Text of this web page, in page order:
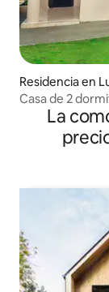
Residencia en
Casa de 2
jardínLa